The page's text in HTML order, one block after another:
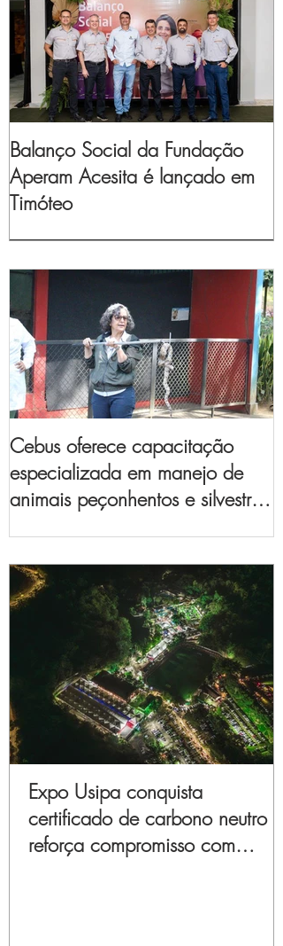
Balanço Social da Fundação
Aperam Acesita é lançado em
Timóteo
Cebus oferece capacitação
especializada em manejo de
animais peçonhentos e silvestres
Expo Usipa conquista
certificado de carbono neutro e
reforça compromisso com